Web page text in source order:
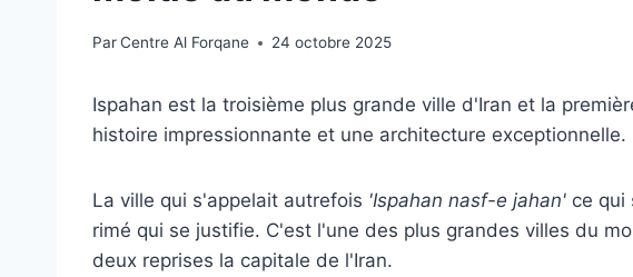
ParCentre Al Forqane 24 octobre 2025
Ispahan est la troisième plus grande ville d'Iran et la
histoire impressionnante et une architecture exceptionnelle.
La ville qui s'appelait autrefois 'Ispahan nasf-e jahan' ce qui
rimé qui se justifie. C'est l'une des plus grandes villes du
deux reprises la capitale de l'Iran.